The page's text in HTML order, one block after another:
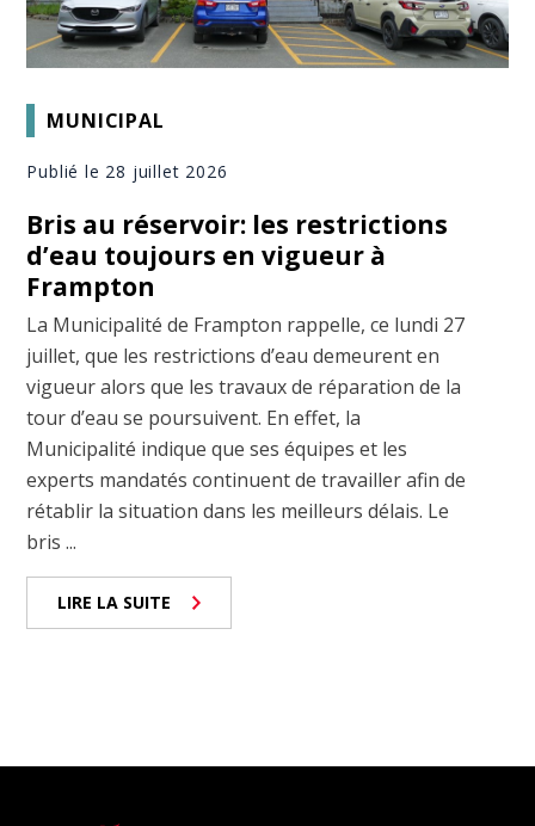
MUNICIPAL
Publié le 28 juillet 2026
Bris au réservoir: les restrictions
d’eau toujours en vigueur à
Frampton
La Municipalité de Frampton rappelle, ce lundi 27
juillet, que les restrictions d’eau demeurent en
vigueur alors que les travaux de réparation de la
tour d’eau se poursuivent. En effet, la
Municipalité indique que ses équipes et les
experts mandatés continuent de travailler afin de
rétablir la situation dans les meilleurs délais. Le
bris ...
LIRE LA SUITE